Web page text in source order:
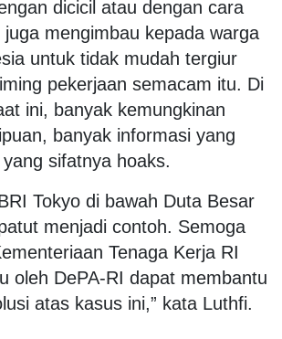
dicicil atau dengan cara
mengimbau kepada warga
untuk tidak mudah tergiur
pekerjaan semacam itu. Di
ini, banyak kemungkinan
banyak informasi yang
sifatnya hoaks.
Tokyo di bawah Duta Besar
menjadi contoh. Semoga
Tenaga Kerja RI
oleh DePA-RI dapat membantu
atas kasus ini,” kata Luthfi.